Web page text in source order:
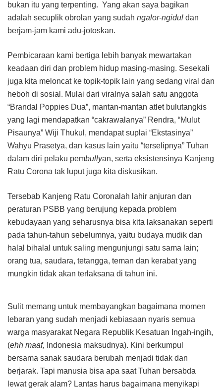
bukan itu yang terpenting. Yang akan saya bagikan
adalah secuplik obrolan yang sudah ngalor-ngidul dan
berjam-jam kami adu-jotoskan.
Pembicaraan kami bertiga lebih banyak mewartakan
keadaan diri dan problem hidup masing-masing. Sesekali
juga kita meloncat ke topik-topik lain yang sedang viral dan
heboh di sosial. Mulai dari viralnya salah satu anggota
“Brandal Poppies Dua”, mantan-mantan atlet bulutangkis
yang lagi mendapatkan “cakrawalanya” Rendra, “Mulut
Pisaunya” Wiji Thukul, mendapat suplai “Ekstasinya”
Wahyu Prasetya, dan kasus lain yaitu “terselipnya” Tuhan
dalam diri pelaku pembullyan, serta eksistensinya Kanjeng
Ratu Corona tak luput juga kita diskusikan.
Tersebab Kanjeng Ratu Coronalah lahir anjuran dan
peraturan PSBB yang berujung kepada problem
kebudayaan yang seharusnya bisa kita laksanakan seperti
pada tahun-tahun sebelumnya, yaitu budaya mudik dan
halal bihalal untuk saling mengunjungi satu sama lain;
orang tua, saudara, tetangga, teman dan kerabat yang
mungkin tidak akan terlaksana di tahun ini.
Sulit memang untuk membayangkan bagaimana momen
lebaran yang sudah menjadi kebiasaan nyaris semua
warga masyarakat Negara Republik Kesatuan Ingah-ingih,
(ehh maaf, Indonesia maksudnya). Kini berkumpul
bersama sanak saudara berubah menjadi tidak dan
berjarak. Tapi manusia bisa apa saat Tuhan bersabda
lewat gerak alam? Lantas harus bagaimana menyikapi